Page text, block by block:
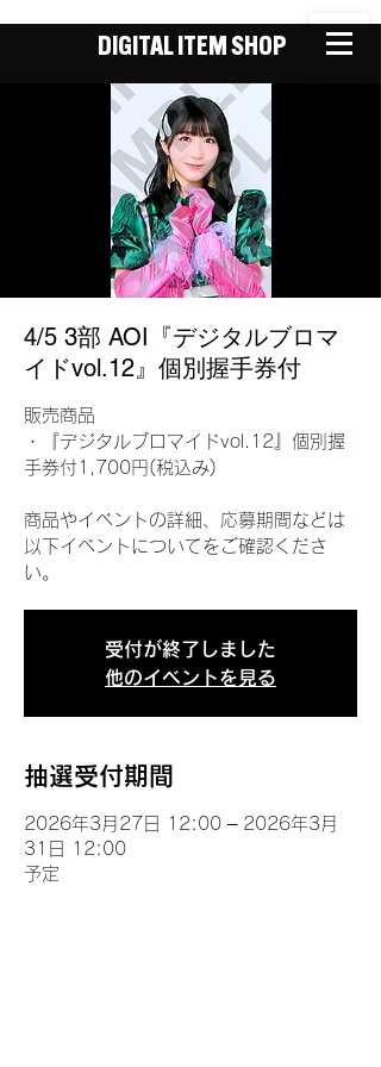
DIGITAL ITEM SHOP
4/5 3部 AOI『デジタルブロマ
イドvol.12』個別握手券付
販売商品
・『デジタルブロマイドvol.12』個別握
手券付1,700円(税込み)
商品やイベントの詳細、応募期間などは
以下イベントについてをご確認くださ
い。
受付が終了しました
他のイベントを見る
抽選受付期間
2026年3月27日 12:00 – 2026年3月
31日 12:00
予定